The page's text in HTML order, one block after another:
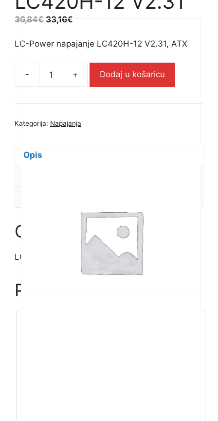
36,84€ 33,16€
LC-Power napajanje LC420H-12 V2.31, ATX
-
LC-
napajanje
količina
+ Dodaj u košaricu
Kategorija: Napajanja
Opis
Opis
LC-Power napajanje LC420H-12 V2.31, ATX
Povezani proizvodi